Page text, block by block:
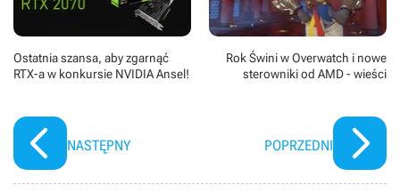
Ostatnia szansa, aby zgarnąć
RTX-a w konkursie NVIDIA Ansel!
NASTĘPNY
Rok Świni w Overwatch i nowe
sterowniki od AMD - wieści
POPRZEDNI